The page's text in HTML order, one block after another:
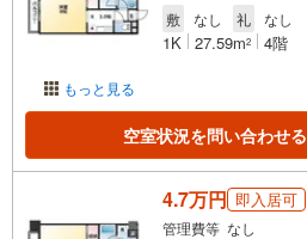
もっと見る
敷
なし 礼 なし
1K 27.59m2 4階
空室状況を問い合わせる
4.7万円 即入居可
管理費等 なし